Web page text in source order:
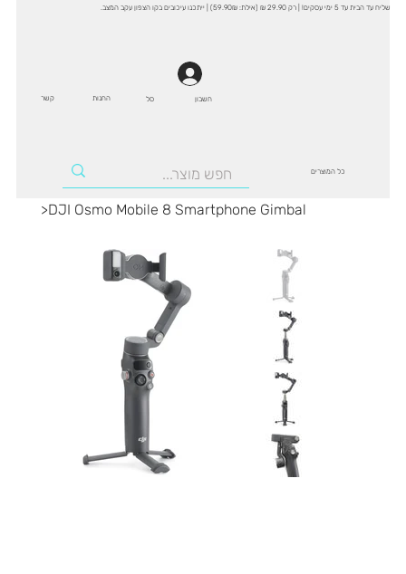
שליח עד הבית עד 5 ימי עסקים! | רק 29.90 ₪ (אילת: 59.90₪) | ייתכנו עיכובים בקו הצפון עקב המצב.
חשבון סל קשר החנות
כל המוצרים
>DJI Osmo Mobile 8 Smartphone Gimbal